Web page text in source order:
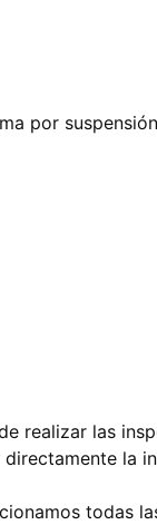
por
realizar las
la
todas